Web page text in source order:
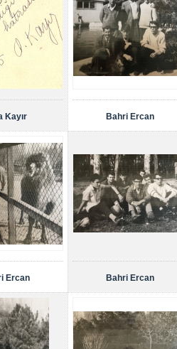
Kayır Bahri Ercan
Ercan Bahri Ercan